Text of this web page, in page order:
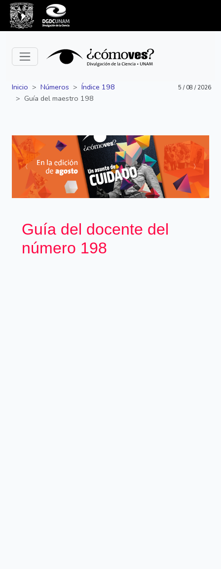
Inicio Números
Índice 198
Guía del maestro 198
5 / 08 / 2026
Siguiente Anterior
Guía del docente del
número 198